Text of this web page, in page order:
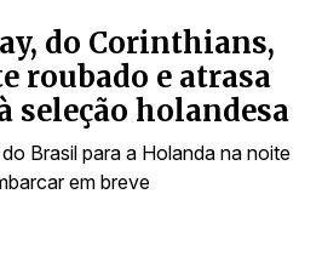
do Corinthians,
roubado e atrasa
seleção holandesa
Brasil para a Holanda na noite
em breve